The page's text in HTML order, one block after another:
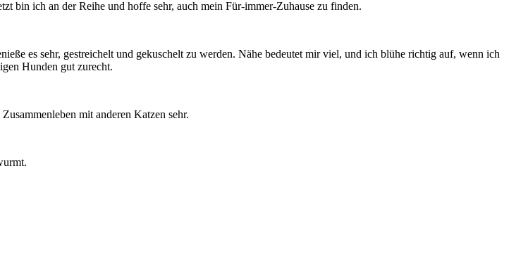
bin ich an der Reihe und hoffe sehr, auch mein Für-immer-Zuhause zu finden.
es sehr, gestreichelt und gekuschelt zu werden. Nähe bedeutet mir viel, und ich blühe richtig auf, wenn ich
Hunden gut zurecht.
mit anderen Katzen sehr.